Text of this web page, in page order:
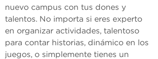
nuevo campus con tus dones y
talentos. No importa si eres experto
en organizar actividades, talentoso
para contar historias, dinámico en los
juegos, o simplemente tienes un